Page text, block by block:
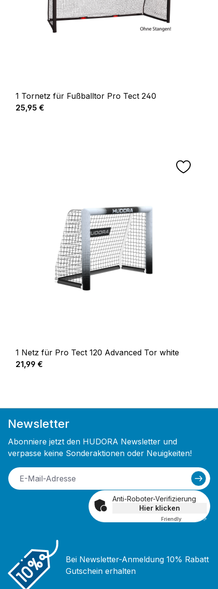
1 Tornetz für Fußballtor Pro Tect 240
Regulärer Preis:
25,95 €
1 Netz für Pro Tect 120 Advanced Tor white
Regulärer Preis:
21,99 €
Newsletter
Abonniere jetzt den HUDORA Newsletter und
verpasse keine Sonderaktionen oder Neuigkeiten!
Anti-Roboter-Verifizierung
Hier klicken
Friendly Captcha ⇗
Bei Newsletter-Anmeldung 10% Rabatt
Gutschein erhalten